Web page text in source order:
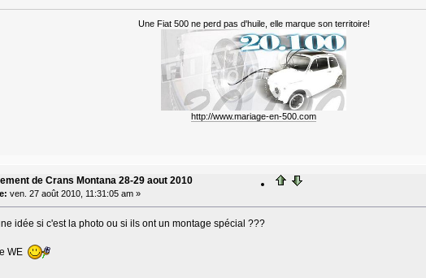
Une Fiat 500 ne perd pas d'huile, elle marque son territoire!
http://www.mariage-en-500.com
de Crans Montana 28-29 aout 2010
ven. 27 août 2010, 11:31:05 am »
idée si c'est la photo ou si ils ont un montage spécial ???
WE